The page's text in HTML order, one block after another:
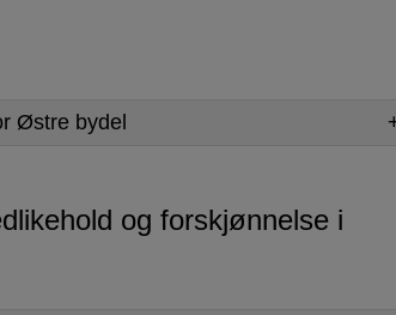
Østre bydel
og forskjønnelse i